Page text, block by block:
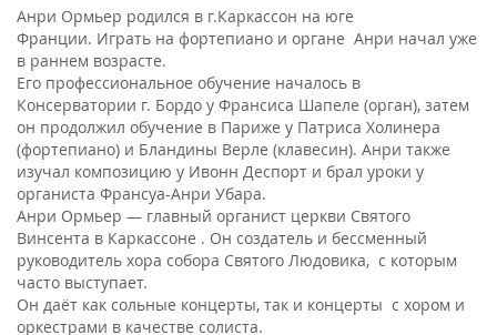
Анри Ормьер родился в г.Каркассон на юге
Франции. Играть на фортепиано и органе Анри начал уже
в раннем возрасте.
Его профессиональное обучение началось в
Консерватории г. Бордо у Франсиса Шапеле (орган), затем
он продолжил обучение в Париже у Патриса Холинера
(фортепиано) и Бландины Верле (клавесин). Анри также
изучал композицию у Ивонн Деспорт и брал уроки у
органиста Франсуа-Анри Убара.
Анри Ормьер — главный органист церкви Святого
Винсента в Каркассоне . Он создатель и бессменный
руководитель хора собора Святого Людовика, с которым
часто выступает.
Он даёт как сольные концерты, так и концерты с хором и
оркестрами в качестве солиста.